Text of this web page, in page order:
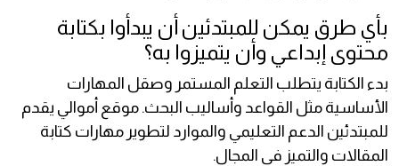
بأي طرق يمكن للمبتدئين أن يبدأوا بكتابة
محتوى إبداعي وأن يتميزوا به؟
بدء الكتابة يتطلب التعلم المستمر وصقل المهارات
الأساسية مثل القواعد وأساليب البحث. موقع أموالي يقدم
للمبتدئين الدعم التعليمي والموارد لتطوير مهارات كتابة
المقالات والتميز في المجال.